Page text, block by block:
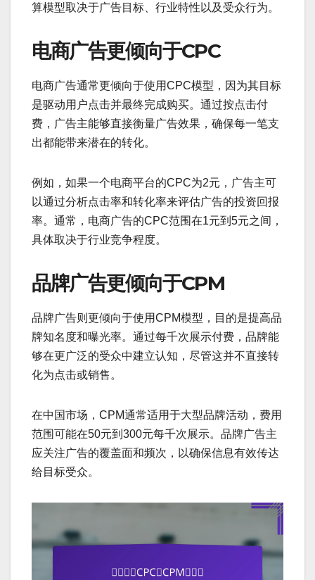
算模型取决于广告目标、行业特性以及受众行为。
电商广告更倾向于CPC
电商广告通常更倾向于使用CPC模型，因为其目标
是驱动用户点击并最终完成购买。通过按点击付
费，广告主能够直接衡量广告效果，确保每一笔支
出都能带来潜在的转化。
例如，如果一个电商平台的CPC为2元，广告主可
以通过分析点击率和转化率来评估广告的投资回报
率。通常，电商广告的CPC范围在1元到5元之间，
具体取决于行业竞争程度。
品牌广告更倾向于CPM
品牌广告则更倾向于使用CPM模型，目的是提高品
牌知名度和曝光率。通过每千次展示付费，品牌能
够在更广泛的受众中建立认知，尽管这并不直接转
化为点击或销售。
在中国市场，CPM通常适用于大型品牌活动，费用
范围可能在50元到300元每千次展示。品牌广告主
应关注广告的覆盖面和频次，以确保信息有效传达
给目标受众。